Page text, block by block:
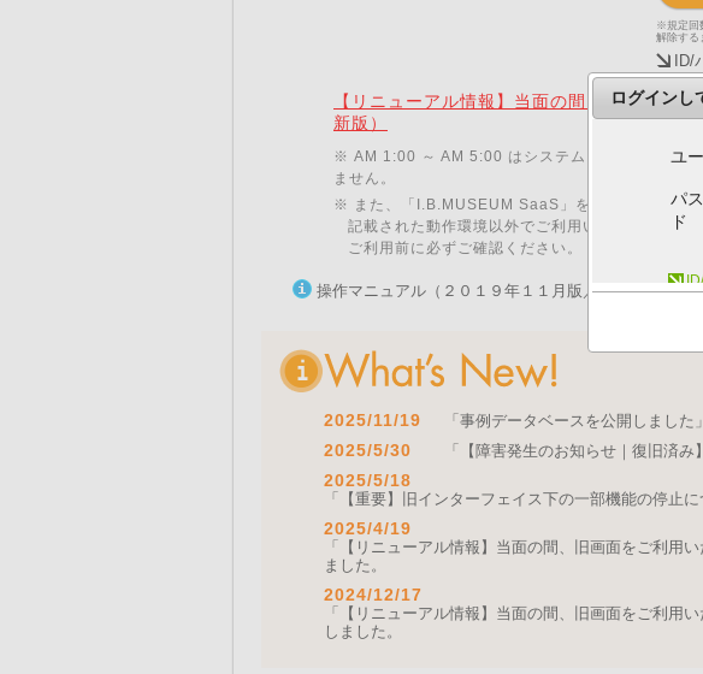
※規定回
解除する
【リニューアル情報】当面の間、旧画面を
新版）
※ AM 1:00 ～ AM 5:00 はシステムメンテナンスの
ません。
※ また、「I.B.MUSEUM SaaS」をご利用いただく
記載された動作環境以外でご利用いただいた場合
ご利用前に必ずご確認ください。
操作マニュアル（２０１９年１１月版／pdfファイル
2025/11/19 「事例データベースを公開しました
2025/5/30 「【障害発生のお知らせ｜復旧済
2025/5/18
「【重要】旧インターフェイス下の一部機能の停止
2025/4/19
「【リニューアル情報】当面の間、旧画面をご利用
ました。
2024/12/17
「【リニューアル情報】当面の間、旧画面をご利用
しました。
ログインし
ユ
パ
ド